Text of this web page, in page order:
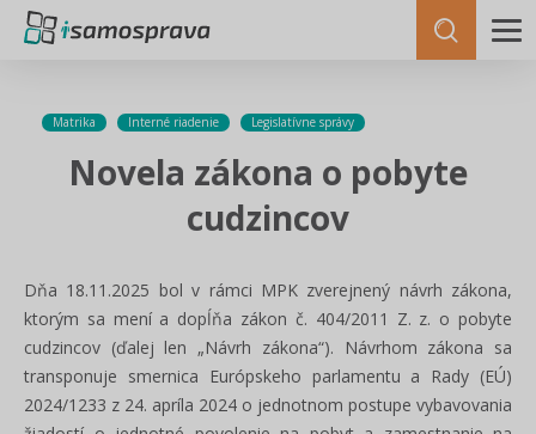
Matrika Interné riadenie Legislatívne správy
Novela zákona o pobyte
cudzincov
Dňa 18.11.2025 bol v rámci MPK zverejnený návrh zákona,
ktorým sa mení a dopĺňa zákon č. 404/2011 Z. z. o pobyte
cudzincov (ďalej len „Návrh zákona“). Návrhom zákona sa
transponuje smernica Európskeho parlamentu a Rady (EÚ)
2024/1233 z 24. apríla 2024 o jednotnom postupe vybavovania